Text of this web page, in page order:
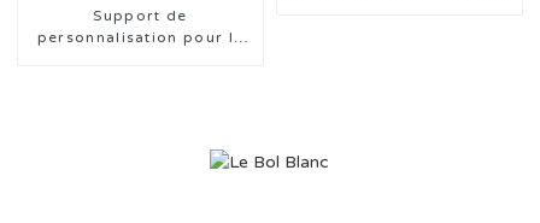
Support de
personnalisation pour la